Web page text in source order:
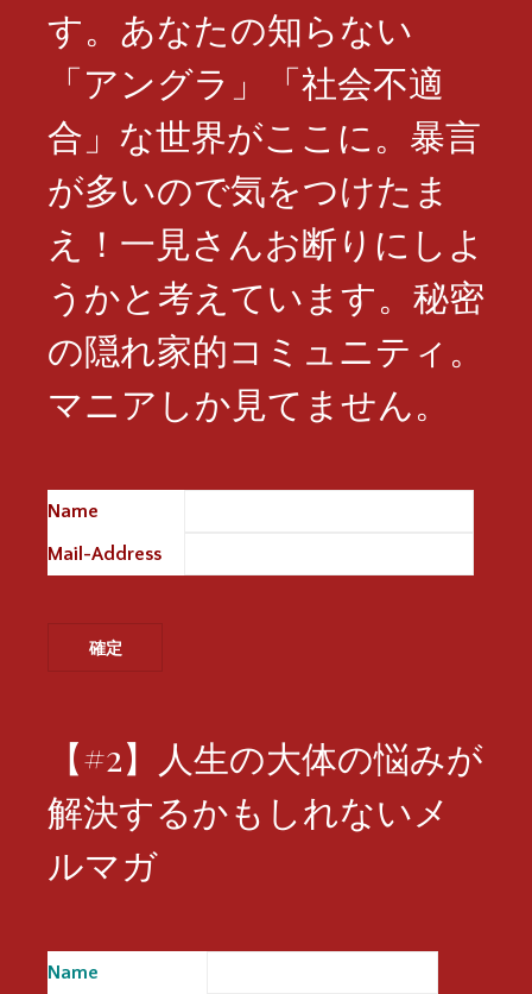
す。あなたの知らない
「アングラ」「社会不適
合」な世界がここに。暴言
が多いので気をつけたま
え！一見さんお断りにしよ
うかと考えています。秘密
の隠れ家的コミュニティ。
マニアしか見てません。
Name
Mail-Address
【#2】人生の大体の悩みが
解決するかもしれないメ
ルマガ
Name